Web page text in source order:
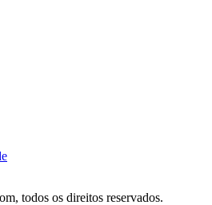
todos os direitos reservados.